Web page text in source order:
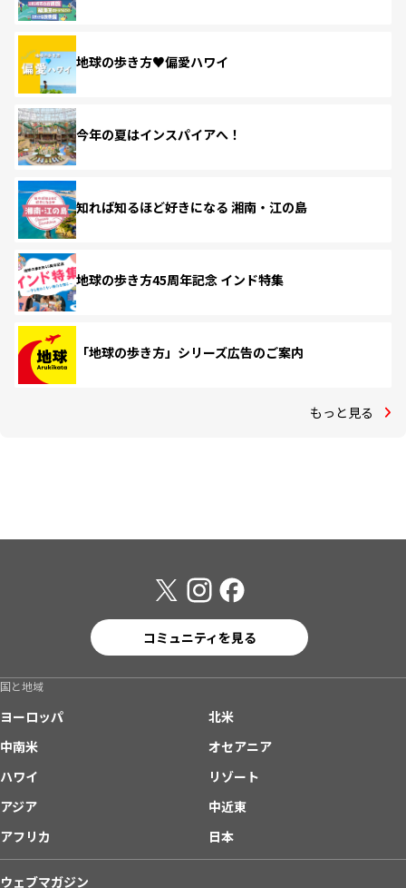
地球の歩き方♥偏愛ハワイ
今年の夏はインスパイアへ！
知れば知るほど好きになる 湘南・江の島
地球の歩き方45周年記念 インド特集
「地球の歩き方」シリーズ広告のご案内
もっと見る
コミュニティを見る
国と地域
ヨーロッパ
北米
中南米
オセアニア
ハワイ
リゾート
アジア
中近東
アフリカ
日本
ウェブマガジン